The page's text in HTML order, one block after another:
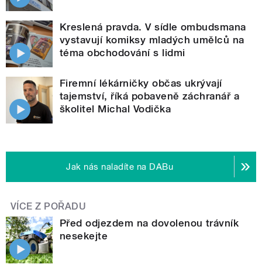
Kreslená pravda. V sídle ombudsmana
vystavují komiksy mladých umělců na
téma obchodování s lidmi
Firemní lékárničky občas ukrývají
tajemství, říká pobaveně záchranář a
školitel Michal Vodička
Jak nás naladíte na DABu
VÍCE Z POŘADU
Před odjezdem na dovolenou trávník
nesekejte